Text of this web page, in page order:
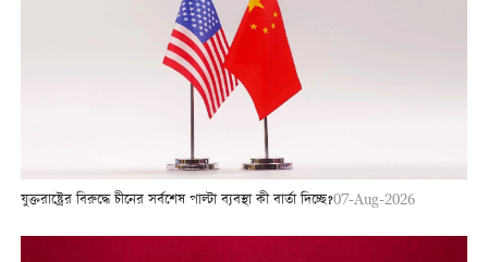
যুক্তরাষ্ট্রের বিরুদ্ধে চীনের সর্বশেষ পাল্টা ব্যবস্থা কী বার্তা দিচ্ছে?07-Aug-2026